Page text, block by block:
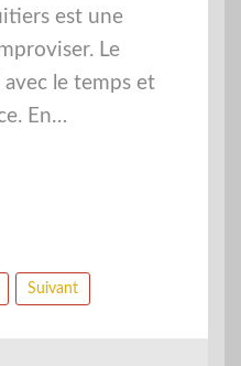
est une
Le
avec le temps et
En…
Suivant